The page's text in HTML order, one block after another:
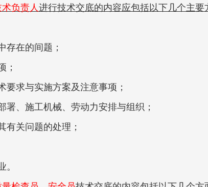
负责人 进行技术交底的内容应包括以下几个主要
在的间题；
；
求与实施方案及注意事项；
、施工机械、劳动力安排与组织；
关问题的处理；